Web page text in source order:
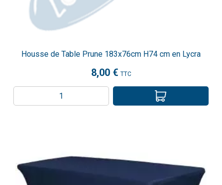
Housse de Table Prune 183x76cm H74 cm en Lycra
8,00 € TTC